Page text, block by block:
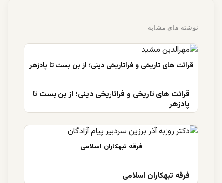
نوشته های مشابه
قرائت های تاریخی و فراتاریخی دینی؛ از بن بست تا
پادزهر
فرقه تبهکاران اسلامی